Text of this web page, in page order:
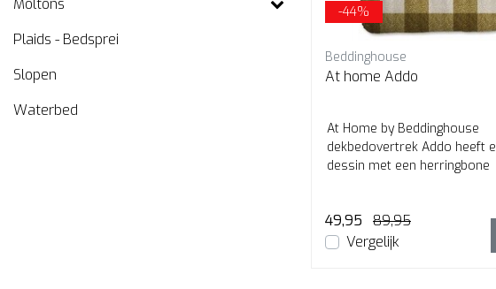
Moltons
Plaids - Bedsprei
Slopen
Waterbed
-44%
Beddinghouse
At home Addo
At Home by Beddinghouse
dekbedovertrek Addo heeft
dessin met een herringbone
49,95
89,95
Vergelijk